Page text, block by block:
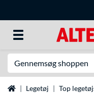
StartsideLegetøj Top